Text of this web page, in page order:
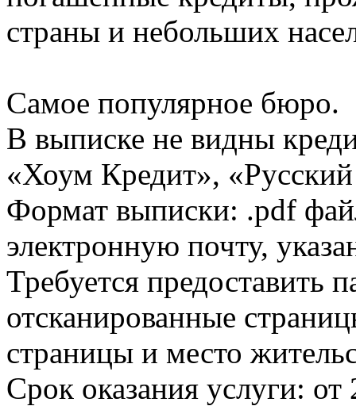
страны и небольших
Самое популярное бюро.
В выписке не видны
«Хоум Кредит»,
Формат выписки: .pdf
электронную почту,
Требуется предоставить
отсканированные
страницы и место
Срок оказания услуги: от